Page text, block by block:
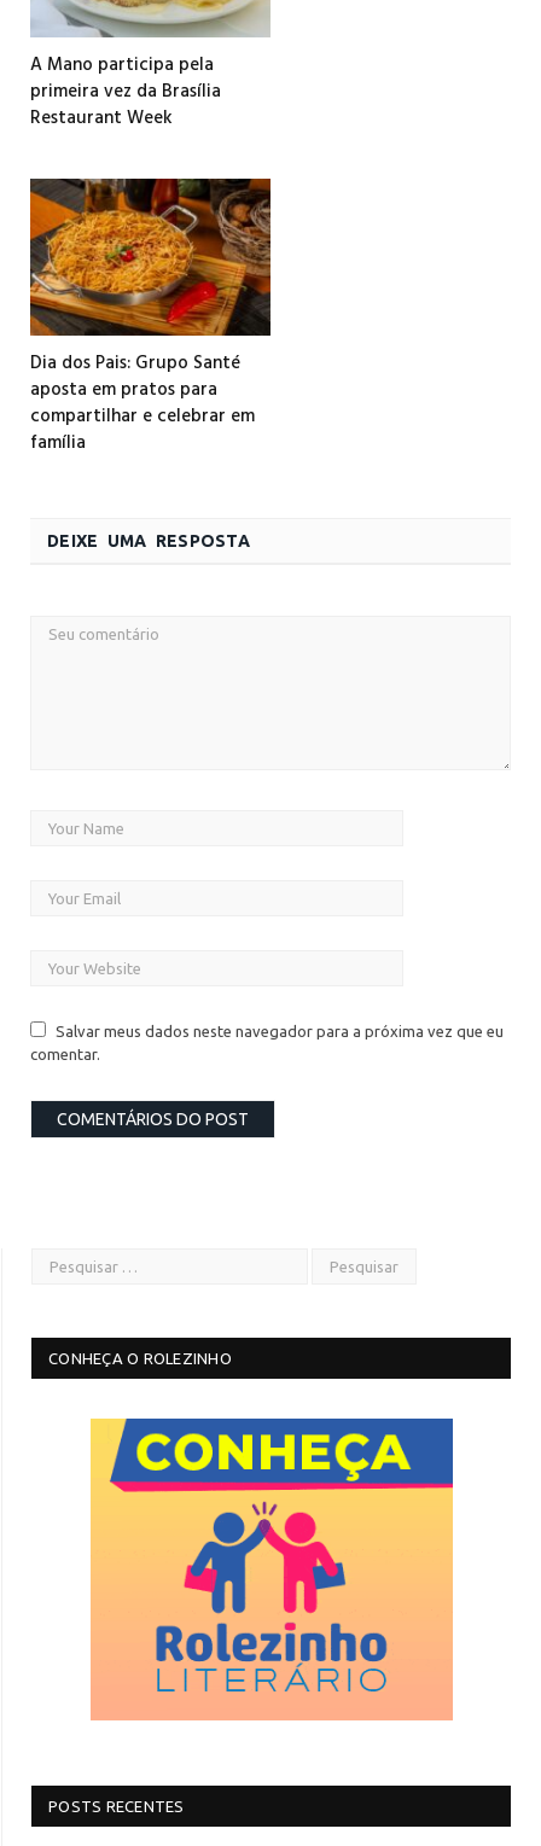
A Mano participa pela
primeira vez da Brasília
Restaurant Week
Dia dos Pais: Grupo Santé
aposta em pratos para
compartilhar e celebrar em
família
DEIXE UMA RESPOSTA
Salvar meus dados neste navegador para a próxima vez que eu
comentar.
CONHEÇA O ROLEZINHO
POSTS RECENTES